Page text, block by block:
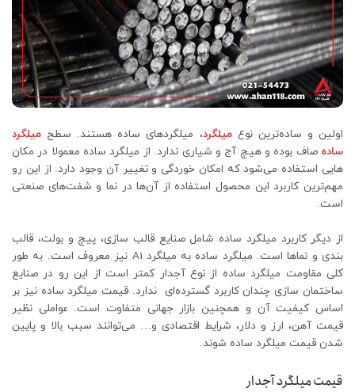
اولین و ساده‌ترین نوع میلگرد، میلگردهای ساده هستند. سطح میلگرد
ساده صاف بوده و هیچ آج و شیاری ندارد. از میلگرد ساده معمولا در مکان
هایی استفاده می‌شود که امکان خوردگی و تغییر آن وجود دارد. از این رو
مهم‌ترین کاربرد این محصول استفاده از آن‌ها در نما و شفت‌های صنعتی
است.
از دیگر کاربرد میلگرد ساده شامل صنایع قالب سازی، پیچ و بولت، قالب
بندی و نماها است. میلگرد ساده به میلگرد A1 نیز معروف است. به طور
کلی مقاومت میلگرد ساده از نوع آجدار کمتر است از این رو در صنایع
ساختمان سازی چندان کاربرد گسترده‌ای ندارد. قیمت میلگرد ساده نیز بر
اساس کیفیت آن و همچنین بازار جهانی متفاوت است. عواملی نظیر
قیمت آهن، ارز و دلار، شرایط اقتصادی و… می‌توانند سبب بالا و پایین
شدن قیمت میلگرد ساده شوند.
قیمت میلگرد آجدار